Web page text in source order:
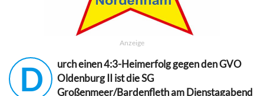
Anzeige
D
urch einen 4:3-Heimerfolg gegen den GVO
Oldenburg II ist die SG
Großenmeer/Bardenfleth am Dienstagabend